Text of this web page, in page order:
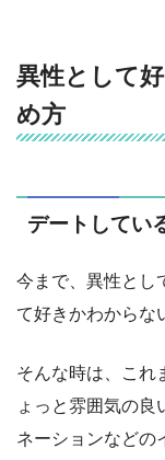
異性として
め方
デートしてい
今まで、異性とし
て好きかわからな
そんな時は、これ
ょっと雰囲気の良
ネーションなどの